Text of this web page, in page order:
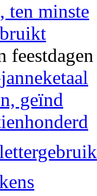
ten minste
feestdagen
geïnd